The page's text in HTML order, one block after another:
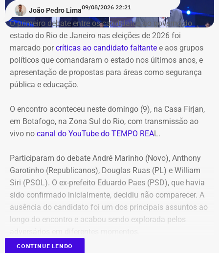
João Pedro Lima09/08/2026 22:21
O primeiro debate entre os candidatos ao governo do
estado do Rio de Janeiro nas eleições de 2026 foi
marcado porcríticas ao candidato faltante e aos grupos
políticos que comandaram o estado nos últimos anos, e
apresentação de propostas para áreas como segurança
pública e educação.
O encontro aconteceu neste domingo (9), na Casa Firjan,
em Botafogo, na Zona Sul do Rio, com transmissão ao
vivo no canal do YouTube do TEMPO REAL.
Participaram do debate André Marinho (Novo), Anthony
Garotinho (Republicanos), Douglas Ruas (PL) e William
Siri (PSOL). O ex-prefeito Eduardo Paes (PSD), que havia
sido confirmado inicialmente, decidiu não comparecer. A
ausência do candidato foi um dos principais assuntos ao
longo do encontro e acabou sendo explorada pelos
CONTINUE LENDO